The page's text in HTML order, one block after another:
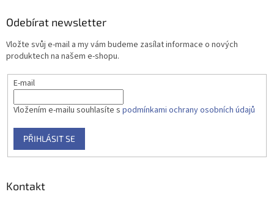
Odebírat newsletter
Vložte svůj e-mail a my vám budeme zasílat informace o nových
produktech na našem e-shopu.
E-mail
Vložením e-mailu souhlasíte s podmínkami ochrany osobních údajů
PŘIHLÁSIT SE
Kontakt